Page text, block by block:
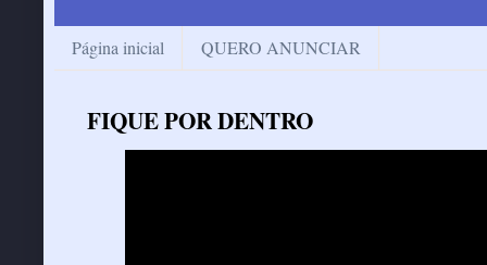
Página inicial QUERO ANUNCIAR
FIQUE POR DENTRO